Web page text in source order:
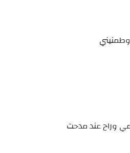
وراح عند مدحت